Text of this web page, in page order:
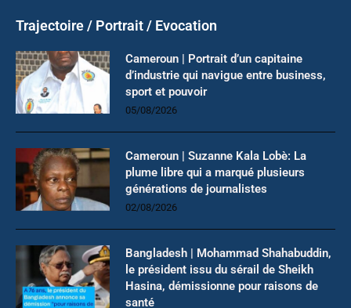
Trajectoire / Portrait / Evocation
Cameroun | Portrait d’un capitaine
d’industrie qui navigue entre business,
sport et pouvoir
05/08/2026
Cameroun | Suzanne Kala Lobè: La
plume libre qui a marqué plusieurs
générations de journalistes
02/08/2026
Bangladesh | Mohammad Shahabuddin,
le président issu du sérail de Sheikh
Hasina, démissionne pour raisons de
santé